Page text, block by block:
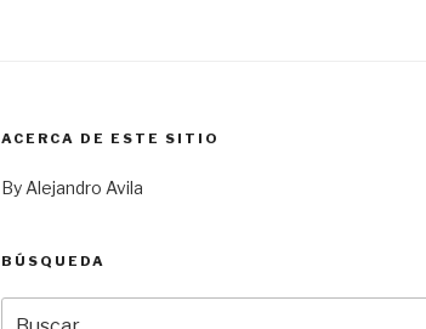
ACERCA DE ESTE SITIO
By Alejandro Avila
BÚSQUEDA